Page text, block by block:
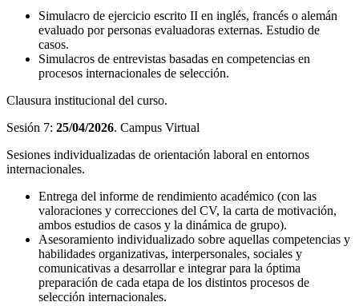
Simulacro de ejercicio escrito II en inglés, francés o alemán
evaluado por personas evaluadoras externas. Estudio de
casos.
Simulacros de entrevistas basadas en competencias en
procesos internacionales de selección.
Clausura institucional del curso.
Sesión 7: 25/04/2026. Campus Virtual
Sesiones individualizadas de orientación laboral en entornos
internacionales.
Entrega del informe de rendimiento académico (con las
valoraciones y correcciones del CV, la carta de motivación,
ambos estudios de casos y la dinámica de grupo).
Asesoramiento individualizado sobre aquellas competencias y
habilidades organizativas, interpersonales, sociales y
comunicativas a desarrollar e integrar para la óptima
preparación de cada etapa de los distintos procesos de
selección internacionales.